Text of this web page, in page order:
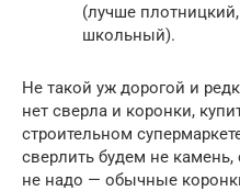
(лучше
школьный).
Не такой уж дорогой и
нет сверла и коронки,
строительном
сверлить будем не
не надо — обычные